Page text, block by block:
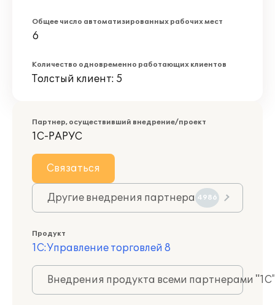
Общее число автоматизированных рабочих мест
6
Количество одновременно работающих клиентов
Толстый клиент: 5
Партнер, осуществивший внедрение/проект
1С-РАРУС
Связаться
Другие внедрения партнера 4986
Продукт
1С:Управление торговлей 8
Внедрения продукта всеми партнерами